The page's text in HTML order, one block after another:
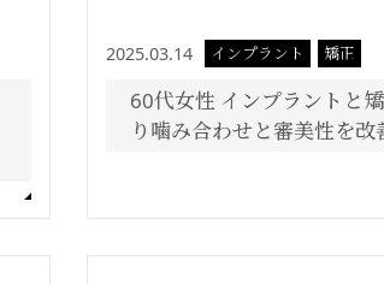
2025.03.14 インプラント 矯正
60代女性 インプラントと
り噛み合わせと審美性を改